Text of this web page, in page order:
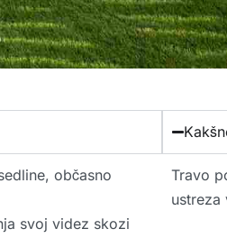
občasno
svoj videz skozi
Travo
ustreza